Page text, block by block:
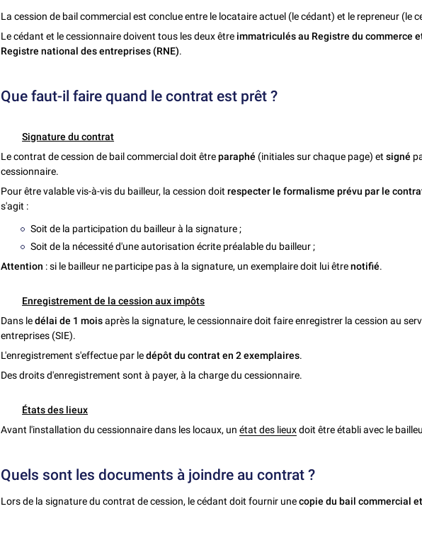
La cession de bail commercial est conclue entre le locataire actuel (le cédant) et le repreneur (le
Le cédant et le cessionnaire doivent tous les deux être immatriculés au Registre du commerce
Registre national des entreprises (RNE).
Que faut-il faire quand le contrat est prêt ?
Signature du contrat
Le contrat de cession de bail commercial doit êtreparaphé (initiales sur chaque page) etsigné
cessionnaire.
Pour être valable vis-à-vis du bailleur, la cession doit respecter le formalisme prévu par le
s'agit :
Soit de la participation du bailleur à la signature ;
Soit de la nécessité d'une autorisation écrite préalable du bailleur ;
Attention : si le bailleur ne participe pas à la signature, un exemplaire doit lui êtrenotifié.
Enregistrement de la cession aux impôts
Dans ledélai de 1 moisaprès la signature, le cessionnaire doit faire enregistrer la cession au
entreprises (SIE).
L'enregistrement s'effectue par ledépôtdu contrat en 2 exemplaires.
Des droits d'enregistrement sont à payer, à la charge du cessionnaire.
États des lieux
Avant l'installation du cessionnaire dans les locaux, unétat des lieuxdoit être établi avec le
Quels sont les documents à joindre au contrat ?
Lors de la signature du contrat de cession, le cédant doit fournir unecopie du bail commercial